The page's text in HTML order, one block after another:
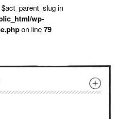
in
wp-
on line79